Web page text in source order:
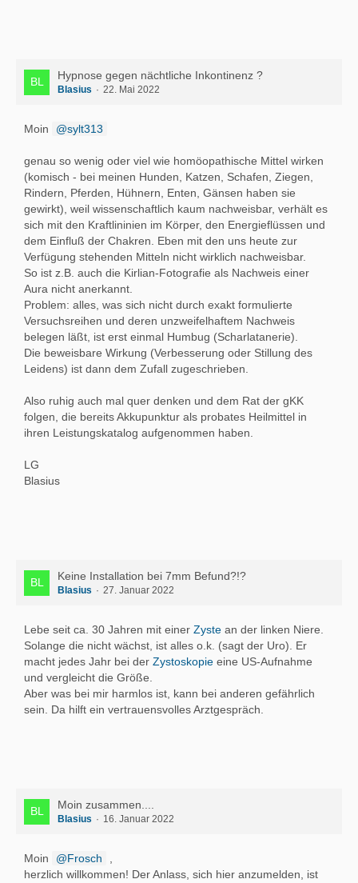
Hypnose gegen nächtliche Inkontinenz ?
Blasius 22. Mai 2022
Moin sylt313
genau so wenig oder viel wie homöopathische Mittel wirken
(komisch - bei meinen Hunden, Katzen, Schafen, Ziegen,
Rindern, Pferden, Hühnern, Enten, Gänsen haben sie
gewirkt), weil wissenschaftlich kaum nachweisbar, verhält es
sich mit den Kraftlininien im Körper, den Energieflüssen und
dem Einfluß der Chakren. Eben mit den uns heute zur
Verfügung stehenden Mitteln nicht wirklich nachweisbar.
So ist z.B. auch die Kirlian-Fotografie als Nachweis einer
Aura nicht anerkannt.
Problem: alles, was sich nicht durch exakt formulierte
Versuchsreihen und deren unzweifelhaftem Nachweis
belegen läßt, ist erst einmal Humbug (Scharlatanerie).
Die beweisbare Wirkung (Verbesserung oder Stillung des
Leidens) ist dann dem Zufall zugeschrieben.
Also ruhig auch mal quer denken und dem Rat der gKK
folgen, die bereits Akkupunktur als probates Heilmittel in
ihren Leistungskatalog aufgenommen haben.
LG
Blasius
Keine Installation bei 7mm Befund?!?
Blasius 27. Januar 2022
Lebe seit ca. 30 Jahren mit einer Zyste an der linken Niere.
Solange die nicht wächst, ist alles o.k. (sagt der Uro). Er
macht jedes Jahr bei der Zystoskopie eine US-Aufnahme
und vergleicht die Größe.
Aber was bei mir harmlos ist, kann bei anderen gefährlich
sein. Da hilft ein vertrauensvolles Arztgespräch.
Moin zusammen....
Blasius 16. Januar 2022
Moin Frosch
herzlich willkommen! Der Anlass, sich hier anzumelden, ist